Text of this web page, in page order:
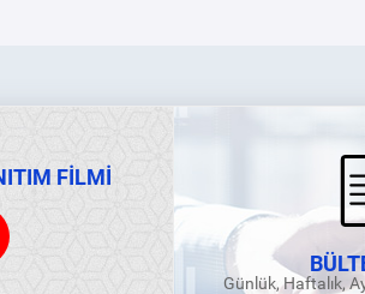
FİLMİ
Günlük, Haftalık,